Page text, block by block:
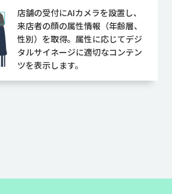
店舗の受付にAIカメラを設置し、
来店者の顔の属性情報（年齢層、
性別）を取得。属性に応じてデジ
タルサイネージに適切なコンテン
ツを表示します。